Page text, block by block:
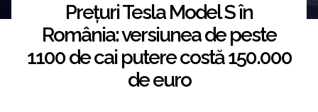
Prețuri Tesla Model S în
România: versiunea de peste
1100 de cai putere costă 150.000
de euro